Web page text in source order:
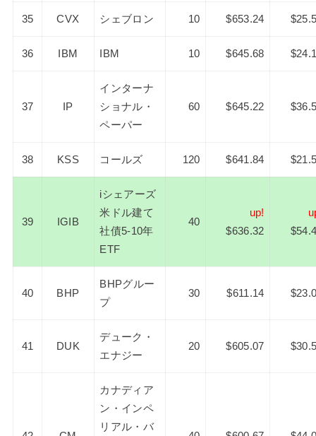
35 CVX シェブロン 10 $653.24
36 IBM IBM 10 $645.68
37 IP
インターナ
ショナル・
ペーパー
60 $645.22
38 KSS コールズ 120 $641.84
39 IGIB
iシェアーズ
米ドル建て
社債5-10年
ETF
40
up!
$636.32
40 BHP
BHPグルー
プ
30 $611.14
41 DUK
デューク・
エナジー
20 $605.07
カナディア
ン・インペ
リアル・バ